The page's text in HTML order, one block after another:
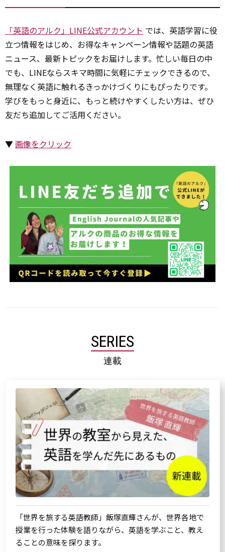
「英語のアルク」LINE公式アカウント では、英語学習に役
立つ情報をはじめ、お得なキャンペーン情報や話題の英語
ニュース、最新トピックをお届けします。忙しい毎日の中
でも、LINEならスキマ時間に気軽にチェックできるので、
無理なく英語に触れるきっかけづくりにもぴったりです。
学びをもっと身近に、もっと続けやすくしたい方は、ぜひ
友だち追加してご活用ください。
▼画像をクリック
SERIES
連載
「世界を旅する英語教師」飯塚直輝さんが、世界各地で
授業を行った体験を語りながら、英語を学ぶこと、教え
ることの意味を探ります。